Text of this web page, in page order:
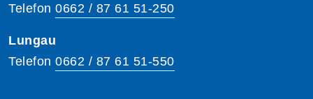
Telefon 0662 / 87 61 51-250
Lungau
Telefon 0662 / 87 61 51-550